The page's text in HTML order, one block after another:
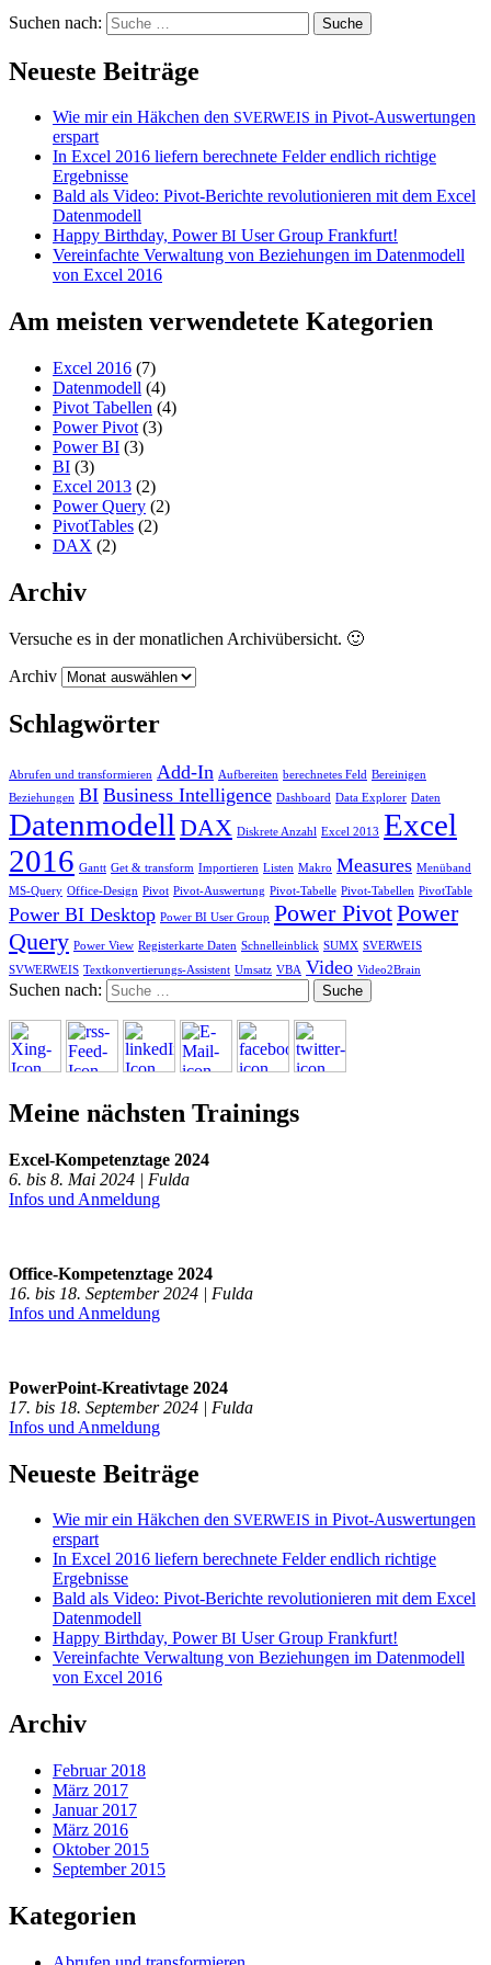
Suchen nach:
Neueste Beiträge
Wie mir ein Häkchen den SVERWEIS in Pivot-Auswertungen
erspart
In Excel 2016 liefern berechnete Felder endlich richtige
Ergebnisse
Bald als Video: Pivot-Berichte revolutionieren mit dem Excel
Datenmodell
Happy Birthday, PowerBI User Group Frankfurt!
Vereinfachte Verwaltung von Beziehungen im Datenmodell
von Excel 2016
Am meisten verwendetete Kategorien
Excel 2016 (7)
Datenmodell (4)
Pivot Tabellen (4)
Power Pivot (3)
Power BI (3)
BI (3)
Excel 2013 (2)
Power Query (2)
PivotTables (2)
DAX (2)
Archiv
Versuche es in der monatlichen Archivübersicht. 🙂
Archiv
Schlagwörter
Abrufen und transformieren Add-In Aufbereiten berechnetes Feld Bereinigen
Beziehungen BI Business Intelligence Dashboard Data Explorer Daten
Datenmodell DAX Diskrete Anzahl Excel 2013 Excel
2016 Gantt Get & transform Importieren Listen Makro Measures Menüband
MS-Query Office-Design Pivot Pivot-Auswertung Pivot-Tabelle Pivot-Tabellen PivotTable
Power BI Desktop Power BI User Group Power PivotPower
Query Power View Registerkarte Daten Schnelleinblick SUMX SVERWEIS
SVWERWEIS Textkonvertierungs-Assistent Umsatz VBA Video Video2Brain
Suchen nach:
Meine nächsten Trainings
Excel-Kompetenztage 2024
6. bis 8. Mai 2024 | Fulda
Infos und Anmeldung
Office-Kompetenztage 2024
16. bis 18. September 2024 | Fulda
Infos und Anmeldung
PowerPoint-Kreativtage 2024
17. bis 18. September 2024 | Fulda
Infos und Anmeldung
Neueste Beiträge
Wie mir ein Häkchen den SVERWEIS in Pivot-Auswertungen
erspart
In Excel 2016 liefern berechnete Felder endlich richtige
Ergebnisse
Bald als Video: Pivot-Berichte revolutionieren mit dem Excel
Datenmodell
Happy Birthday, PowerBI User Group Frankfurt!
Vereinfachte Verwaltung von Beziehungen im Datenmodell
von Excel 2016
Archiv
Februar 2018
März 2017
Januar 2017
März 2016
Oktober 2015
September 2015
Kategorien